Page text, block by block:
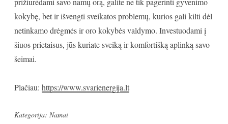
kokybę, bet ir išvengti sveikatos problemų, kurios gali kilti dėl
netinkamo drėgmės ir oro kokybės valdymo. Investuodami į
šiuos prietaisus, jūs kuriate sveiką ir komfortišką aplinką savo
šeimai.
Plačiau: https://www.svarienergija.lt
Kategorija: Namai